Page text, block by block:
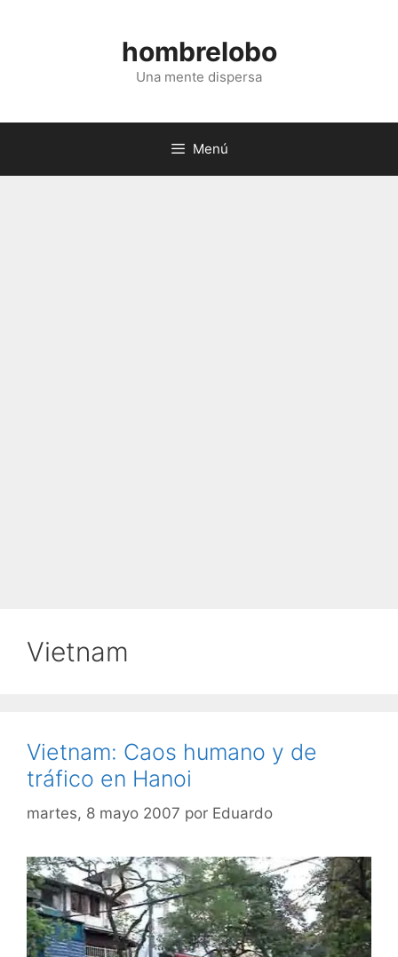
hombrelobo
Una mente dispersa
Menú
Vietnam
Vietnam: Caos humano y de
tráfico en Hanoi
martes, 8 mayo 2007 por Eduardo